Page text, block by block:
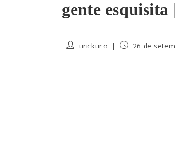
gente esquisita
urickuno 26 de